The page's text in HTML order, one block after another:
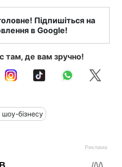
Підпишіться на
в Google!
там, де вам зручно!
бізнесу